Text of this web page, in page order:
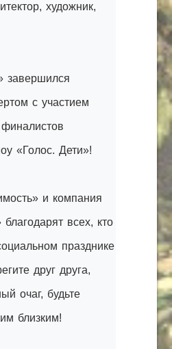
художник,
завершился
с участием
«Голос. Дети»!
и компания
всех, кто
празднике
друг друга,
очаг, будьте
близким!